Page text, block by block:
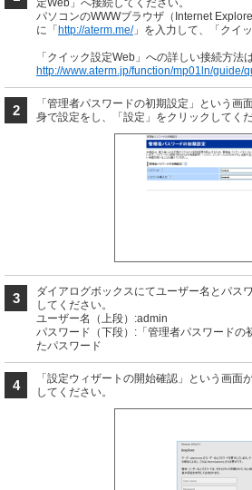
パソコンのWWWブラウザ（Internet
に「http://aterm.me/」を入力して、「クイ
「クイック設定Web」への詳しい接続方法
http://www.aterm.jp/function/mp01ln/guide/
2
「管理者パスワードの初期設定」という画
身で設定をし、「設定」をクリックしてくだ
3
ダイアログボックスにてユーザー名とパス
してください。
ユーザー名（上段）:admin
パスワード（下段）:「管理者パスワードの
たパスワード
4
「設定ウィザートの開始確認」という画面
してください。